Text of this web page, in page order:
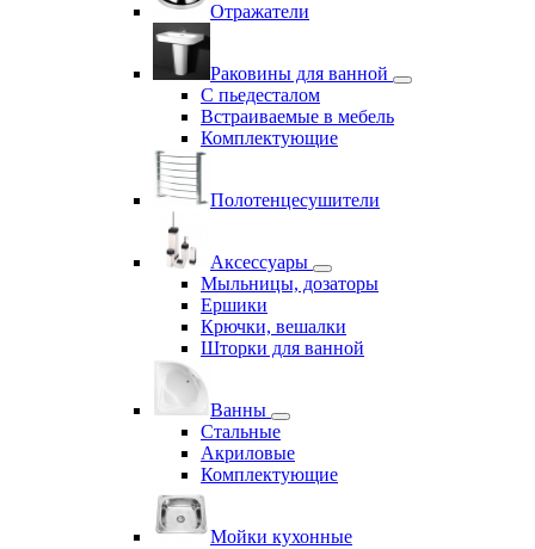
Отражатели
Раковины для ванной
С пьедесталом
Встраиваемые в мебель
Комплектующие
Полотенцесушители
Аксессуары
Мыльницы, дозаторы
Ершики
Крючки, вешалки
Шторки для ванной
Ванны
Стальные
Акриловые
Комплектующие
Мойки кухонные